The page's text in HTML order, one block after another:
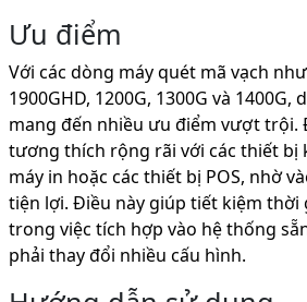
Ưu điểm
Với các dòng máy quét mã vạch
1900GHD, 1200G, 1300G và 1400G,
mang đến nhiều ưu điểm vượt trội.
tương thích rộng rãi với các thiết bị
máy in hoặc các thiết bị POS, nhờ
tiện lợi. Điều này giúp tiết kiệm thời
trong việc tích hợp vào hệ thống
phải thay đổi nhiều cấu hình.